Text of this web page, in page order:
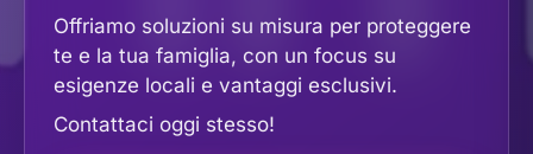
Offriamo soluzioni su misura per proteggere
te e la tua famiglia, con un focus su
esigenze locali e vantaggi esclusivi.
Contattaci oggi stesso!